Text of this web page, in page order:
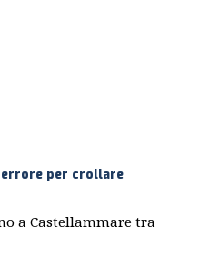
errore per crollare